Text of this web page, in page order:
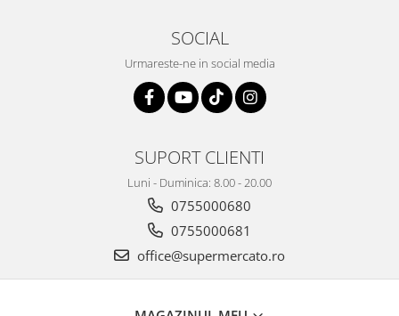
SOCIAL
Urmareste-ne in social media
SUPORT CLIENTI
Luni - Duminica: 8.00 - 20.00
0755000680
0755000681
office@supermercato.ro